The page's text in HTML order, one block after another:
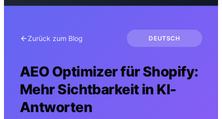
Zurück zum Blog DEUTSCH
AEO Optimizer für Shopify:
Mehr Sichtbarkeit in KI-
Antworten